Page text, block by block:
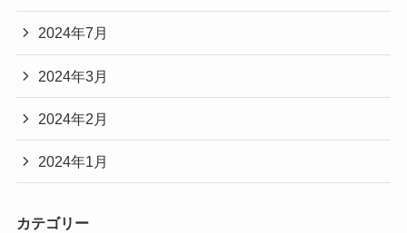
2024年7月
2024年3月
2024年2月
2024年1月
カテゴリー